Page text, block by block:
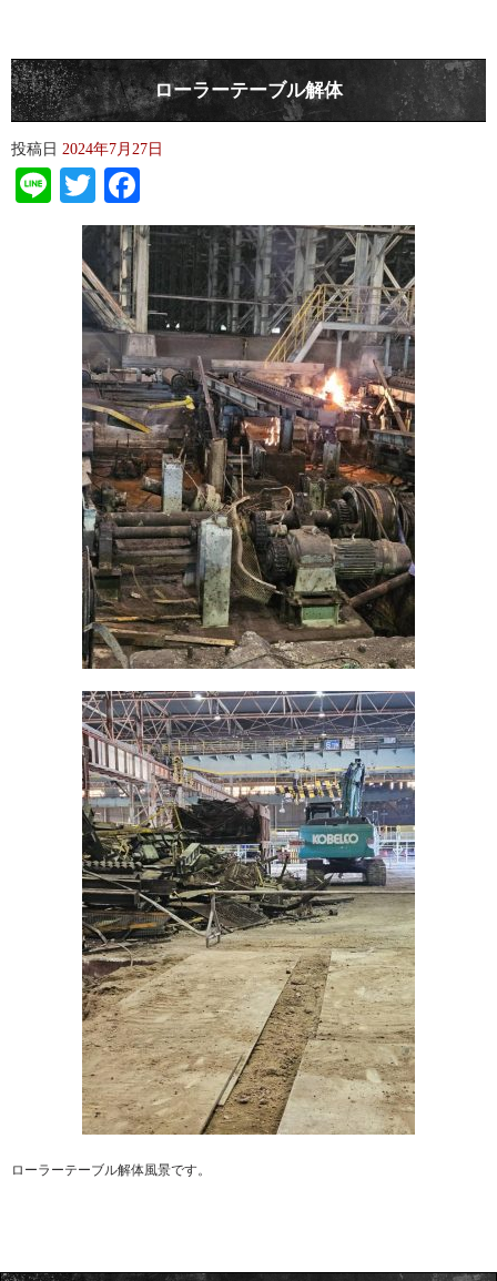
ローラーテーブル解体
投稿日 2024年7月27日
LineTwitter
ローラーテーブル解体風景です。